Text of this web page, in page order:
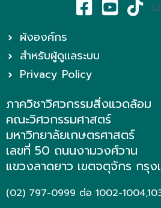
ผังองค์กร
สำหรับผู้ดูแลระบบ
Privacy Policy
ภาควิชาวิศวกรรมสิ่งแวดล้อม
คณะวิศวกรรมศาสตร์
มหาวิทยาลัยเกษตรศาสตร์
เลขที่ 50 ถนนงามวงศ์วาน
แขวงลาดยาว เขตจตุจักร กรุ
(02) 797-0999 ต่อ 1002-